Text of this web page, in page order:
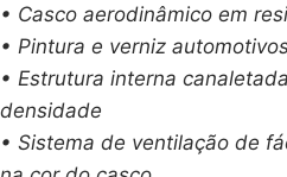
• Casco aerodinâmico em
• Pintura e verniz
• Estrutura interna
densidade
• Sistema de ventilação de